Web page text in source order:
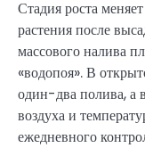
Стадия роста
растения после
массового налива
«водопоя». В
один-два полива, а
воздуха и
ежедневного